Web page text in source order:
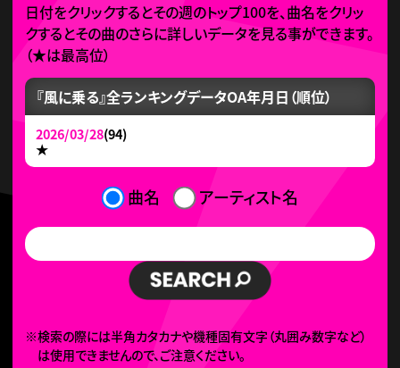
日付をクリックするとその週のトップ100を、曲名をクリッ
クするとその曲のさらに詳しいデータを見る事ができます。
（★は最高位）
『風に乗る』全ランキングデータOA年月日（順位）
2026/03/28(94)
★
曲名 アーティスト名
※検索の際には半角カタカナや機種固有文字（丸囲み数字など）
は使用できませんので、ご注意ください。